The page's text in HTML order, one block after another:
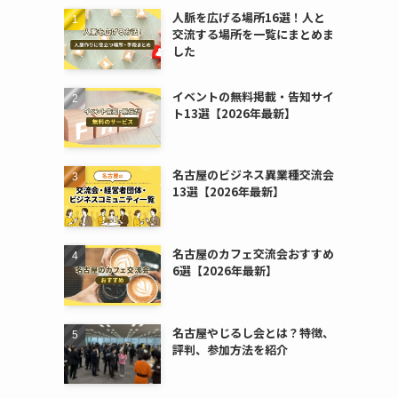
人脈を広げる場所16選！人と
交流する場所を一覧にまとめま
した
イベントの無料掲載・告知サイ
ト13選【2026年最新】
名古屋のビジネス異業種交流会
13選【2026年最新】
名古屋のカフェ交流会おすすめ
6選【2026年最新】
名古屋やじるし会とは？特徴、
評判、参加方法を紹介